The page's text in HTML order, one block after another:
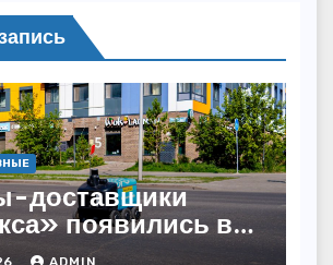
доставщики
появились в